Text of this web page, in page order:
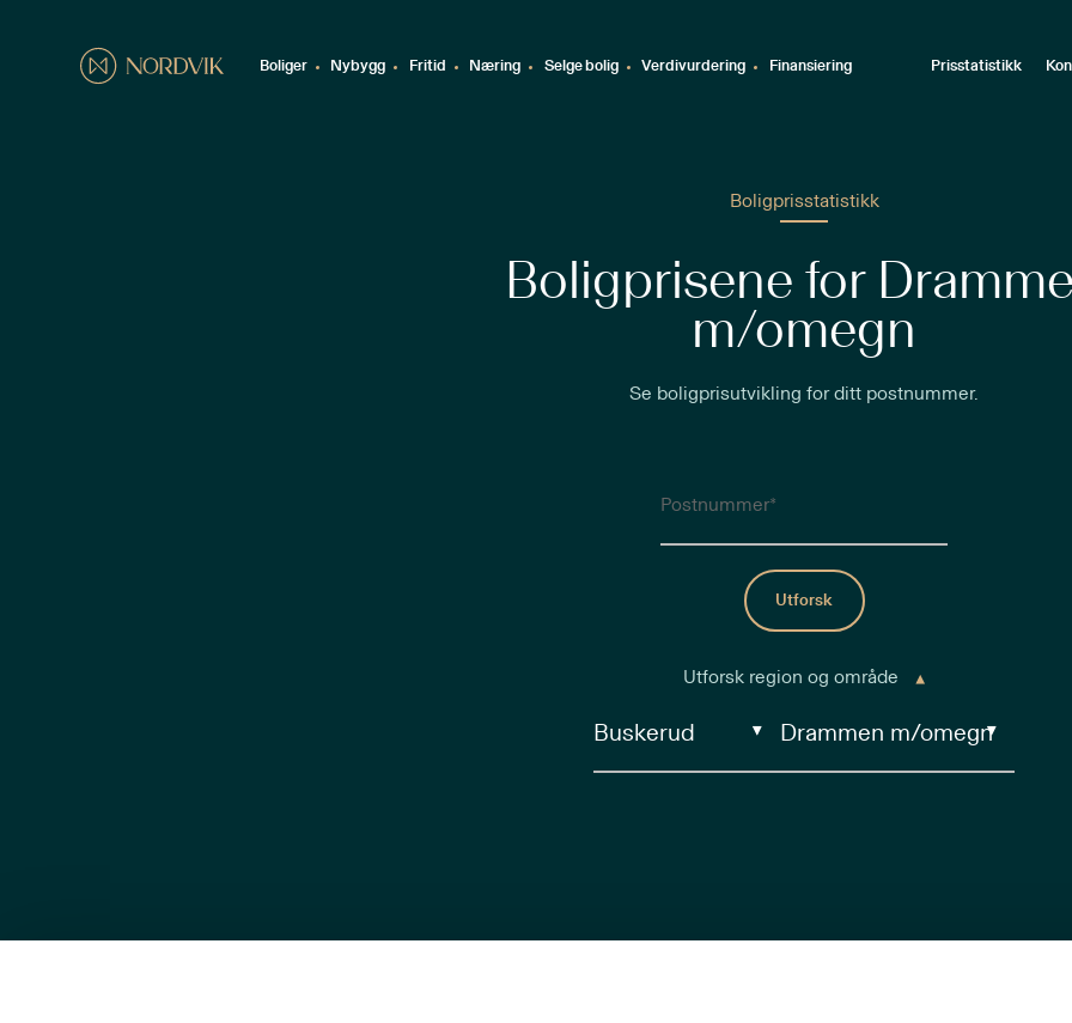
Boliger Nybygg Fritid Næring Selge bolig Verdivurdering Finansiering Prisstatistikk
Boligprisstatistikk
Boligprisene for
m/omegn
Se boligprisutvikling for ditt postnummer.
Postnummer
Utforsk
Utforsk region og område